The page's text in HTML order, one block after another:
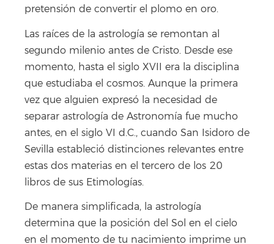
pretensión de convertir el plomo en oro.
Las raíces de la astrología se remontan al
segundo milenio antes de Cristo. Desde ese
momento, hasta el siglo XVII era la disciplina
que estudiaba el cosmos. Aunque la primera
vez que alguien expresó la necesidad de
separar astrología de Astronomía fue mucho
antes, en el siglo VI d.C., cuando San Isidoro de
Sevilla estableció distinciones relevantes entre
estas dos materias en el tercero de los 20
libros de sus Etimologías.
De manera simplificada, la astrología
determina que la posición del Sol en el cielo
en el momento de tu nacimiento imprime un